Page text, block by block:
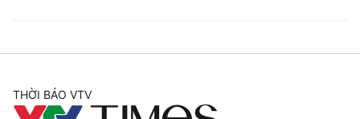
THỜI BÁO VTV